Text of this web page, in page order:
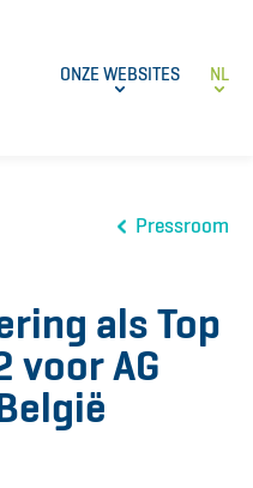
ONZE WEBSITES NL
Pressroom
als Top
voor AG